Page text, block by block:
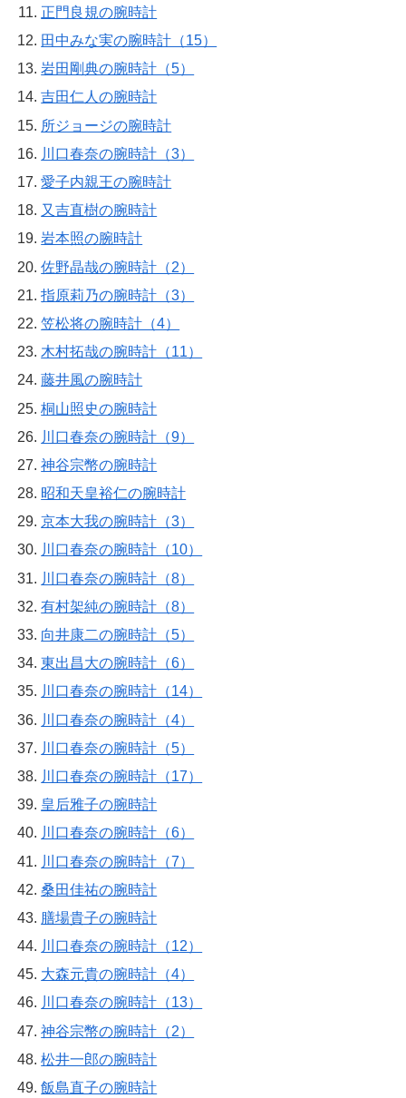
正門良規の腕時計
田中みな実の腕時計（15）
岩田剛典の腕時計（5）
吉田仁人の腕時計
所ジョージの腕時計
川口春奈の腕時計（3）
愛子内親王の腕時計
又吉直樹の腕時計
岩本照の腕時計
佐野晶哉の腕時計（2）
指原莉乃の腕時計（3）
笠松将の腕時計（4）
木村拓哉の腕時計（11）
藤井風の腕時計
桐山照史の腕時計
川口春奈の腕時計（9）
神谷宗幣の腕時計
昭和天皇裕仁の腕時計
京本大我の腕時計（3）
川口春奈の腕時計（10）
川口春奈の腕時計（8）
有村架純の腕時計（8）
向井康二の腕時計（5）
東出昌大の腕時計（6）
川口春奈の腕時計（14）
川口春奈の腕時計（4）
川口春奈の腕時計（5）
川口春奈の腕時計（17）
皇后雅子の腕時計
川口春奈の腕時計（6）
川口春奈の腕時計（7）
桑田佳祐の腕時計
膳場貴子の腕時計
川口春奈の腕時計（12）
大森元貴の腕時計（4）
川口春奈の腕時計（13）
神谷宗幣の腕時計（2）
松井一郎の腕時計
飯島直子の腕時計